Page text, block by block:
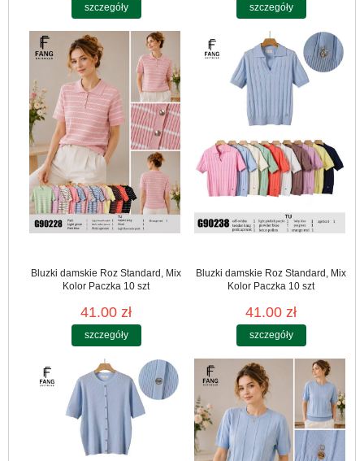
szczegóły szczegóły
Bluzki damskie Roz Standard, Mix
Kolor Paczka 10 szt
41.00 zł
szczegóły
Bluzki damskie Roz Standard, Mix
Kolor Paczka 10 szt
41.00 zł
szczegóły